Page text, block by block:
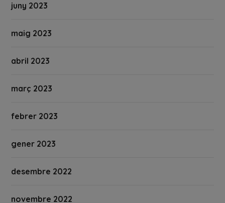
juny 2023
maig 2023
abril 2023
març 2023
febrer 2023
gener 2023
desembre 2022
novembre 2022